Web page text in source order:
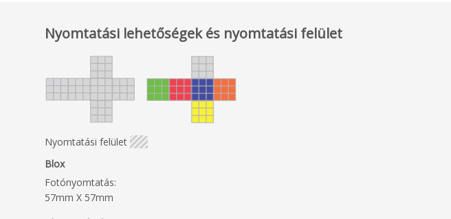
Nyomtatási lehetőségek és nyomtatási felület
Nyomtatási felület
Blox
Fotónyomtatás:
57mm X 57mm